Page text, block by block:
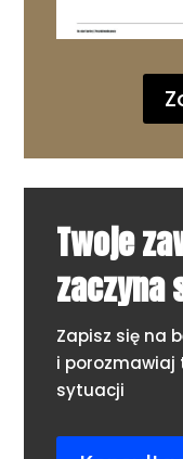
Twoje
zaczyna
Zapisz się na
i porozmawiaj
sytuacji